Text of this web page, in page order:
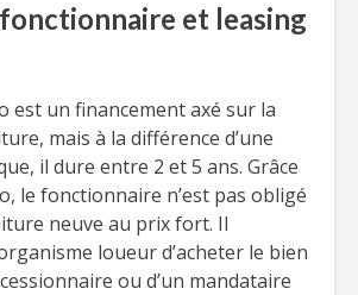
et leasing
est un financement axé sur la
mais à la différence d’une
il dure entre 2 et 5 ans. Grâce
le fonctionnaire n’est pas obligé
neuve au prix fort. Il
loueur d’acheter le bien
ou d’un mandataire